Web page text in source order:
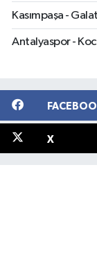
Kasımpaşa -
Antalyaspor -
X